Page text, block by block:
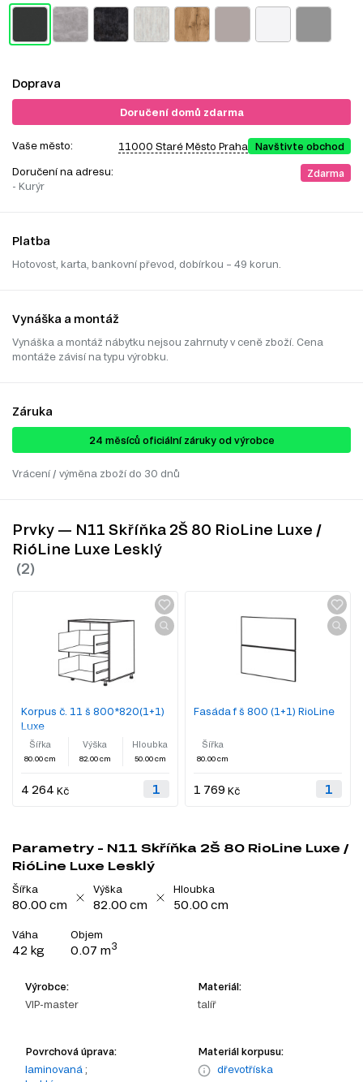
Doprava
Doručení domů zdarma
Vaše město: 11000 Staré Město Praha Navštivte obchod
Doručení na adresu:
- Kurýr
Zdarma
Platba
Hotovost, karta, bankovní převod, dobírkou – 49 korun.
Vynáška a montáž
Vynáška a montáž nábytku nejsou zahrnuty v ceně zboží. Cena
montáže závisí na typu výrobku.
Záruka
24 ​​​​měsíců oficiální záruky od výrobce
Vrácení / výměna zboží do 30 dnů
Prvky — N11 Skříňka 2Š 80 RioLine Luxe /
RióLine Luxe Lesklý
Korpus č. 11 š 800*820(1+1)
Luxe
Šířka
80.00 cm
Výška
82.00 cm
Hloubka
50.00 cm
4 264 Kč
Fasáda f š 800 (1+1) RioLine
Šířka
80.00 cm
1 769 Kč
Parametry - N11 Skříňka 2Š 80 RioLine Luxe /
RióLine Luxe Lesklý
Šířka
80.00 cm
Výška
82.00 cm
Hloubka
50.00 cm
Váha
42 kg
Objem
0.07 m3
Výrobce:
VIP-master
Materiál:
talíř
Povrchová úprava:
laminovaná ;
Materiál korpusu:
dřevotříska